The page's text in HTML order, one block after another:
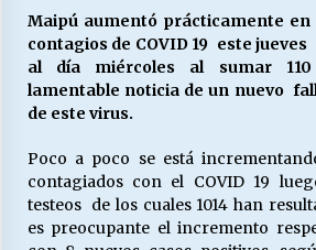
27/07/2026
MUNICIPALIDAD,
LABORAL:
Escuela hospitalaria El
25/06/2026
Maipú aumentó prácticamente en
contagios de COVID 19 este
al día miércoles al sumar
lamentable noticia de un nuevo
de este virus.
Poco a poco se está
contagiados con el COVID 19
testeos de los cuales 1014 han
es preocupante el incremento